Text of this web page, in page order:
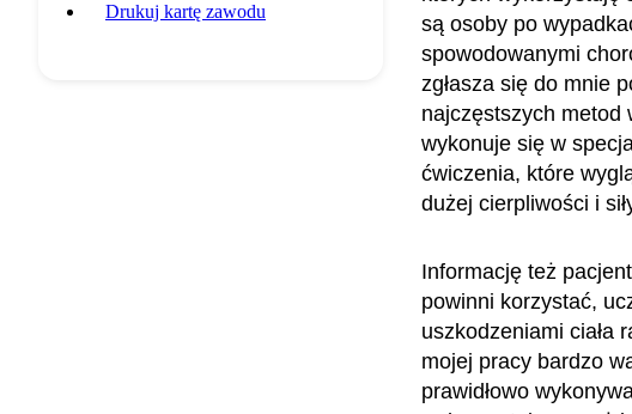
Drukuj kartę zawodu
są osoby po
spowodowanymi
zgłasza się do mnie
najczęstszych metod
wykonuje się w
ćwiczenia, które
dużej cierpliwości i
Informację też
powinni korzystać,
uszkodzeniami ciała
mojej pracy bardzo
prawidłowo